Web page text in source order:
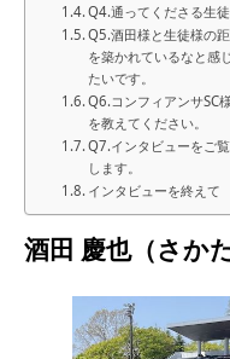
Q4.通ってくださる生
Q5.酒田様と生徒様の
を築かれているなと感
たいです。
Q6.コンフィアンサSC
を教えてください。
Q7.インタビューをご
します。
インタビューを終えて
酒田 慶也（さか